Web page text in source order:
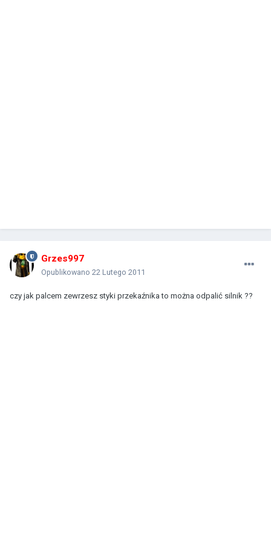
Grzes997
Opublikowano 22 Lutego 2011
czy jak palcem zewrzesz styki przekaźnika to można odpalić silnik ??